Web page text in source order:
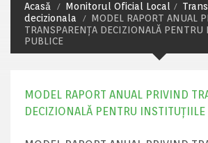
Acasă Monitorul Oficial Local
decizionala
MODEL RAPORT ANUAL
TRANSPARENȚA DECIZIONALĂ
PUBLICE
MODEL RAPORT ANUAL PRIVIND
DECIZIONALĂ PENTRU INSTITUȚIILE